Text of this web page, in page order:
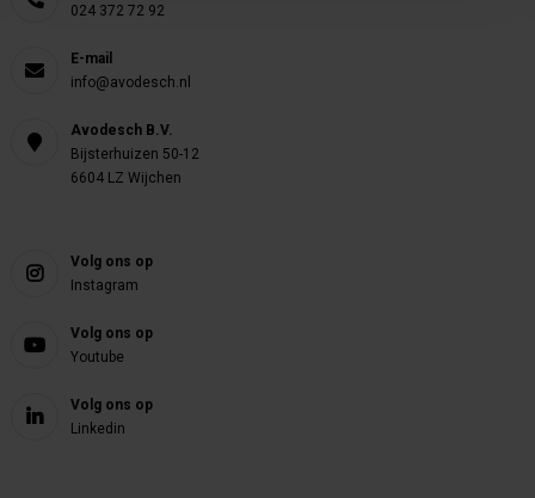
024 372 72 92
E-mail
info@avodesch.nl
Avodesch B.V.
Bijsterhuizen 50-12
6604 LZ Wijchen
Volg ons op
Instagram
Volg ons op
Youtube
Volg ons op
Linkedin